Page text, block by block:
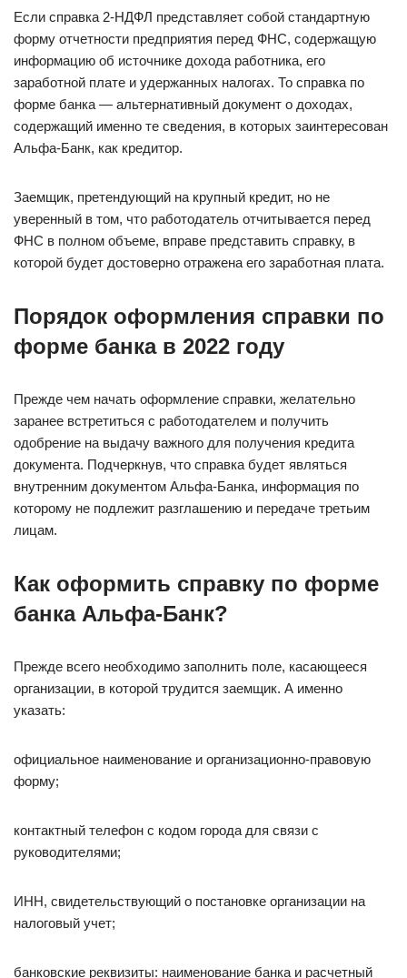
Если справка 2-НДФЛ представляет собой стандартную
форму отчетности предприятия перед ФНС, содержащую
информацию об источнике дохода работника, его
заработной плате и удержанных налогах. То справка по
форме банка — альтернативный документ о доходах,
содержащий именно те сведения, в которых заинтересован
Альфа-Банк, как кредитор.
Заемщик, претендующий на крупный кредит, но не
уверенный в том, что работодатель отчитывается перед
ФНС в полном объеме, вправе представить справку, в
которой будет достоверно отражена его заработная плата.
Порядок оформления справки по
форме банка в 2022 году
Прежде чем начать оформление справки, желательно
заранее встретиться с работодателем и получить
одобрение на выдачу важного для получения кредита
документа. Подчеркнув, что справка будет являться
внутренним документом Альфа-Банка, информация по
которому не подлежит разглашению и передаче третьим
лицам.
Как оформить справку по форме
банка Альфа-Банк?
Прежде всего необходимо заполнить поле, касающееся
организации, в которой трудится заемщик. А именно
указать:
официальное наименование и организационно-правовую
форму;
контактный телефон с кодом города для связи с
руководителями;
ИНН, свидетельствующий о постановке организации на
налоговый учет;
банковские реквизиты: наименование банка и расчетный